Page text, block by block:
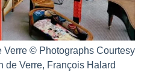
Verre © Photographs Courtesy
de Verre, François Halard